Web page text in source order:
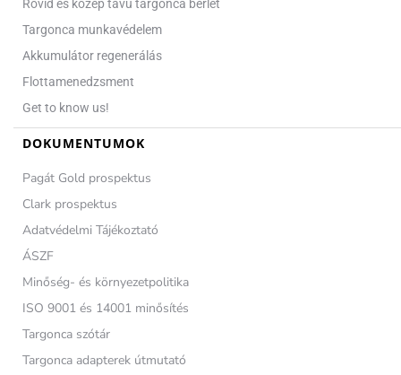
Rövid és közép távú targonca bérlet
Targonca munkavédelem
Akkumulátor regenerálás
Flottamenedzsment
Get to know us!
DOKUMENTUMOK
Pagát Gold prospektus
Clark prospektus
Adatvédelmi Tájékoztató
ÁSZF
Minőség- és környezetpolitika
ISO 9001 és 14001 minősítés
Targonca szótár
Targonca adapterek útmutató